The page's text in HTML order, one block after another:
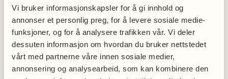
Vi bruker informasjonskapsler for å gi innhold og
annonser et personlig preg, for å levere sosiale medie-
funksjoner, og for å analysere trafikken vår. Vi deler
dessuten informasjon om hvordan du bruker nettstedet
vårt med partnerne våre innen sosiale medier,
annonsering og analysearbeid, som kan kombinere den
Møt oss på Arendalsuka